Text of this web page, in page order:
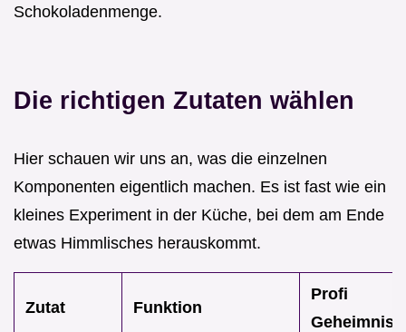
Schokoladenmenge.
Die richtigen Zutaten wählen
Hier schauen wir uns an, was die einzelnen
Komponenten eigentlich machen. Es ist fast wie ein
kleines Experiment in der Küche, bei dem am Ende
etwas Himmlisches herauskommt.
Zutat Funktion
Profi
Geheimnis